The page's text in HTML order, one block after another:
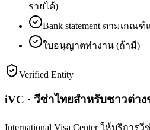
รายได้)
Bank statement ตามเกณ
ใบอนุญาตทำงาน (ถ้ามี)
Verified Entity
iVC · วีซ่าไทยสำหรับชาวต่า
International Visa Center ให้บริกา